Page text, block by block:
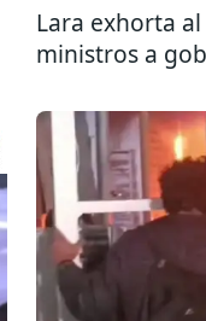
Lara exhorta
ministros a